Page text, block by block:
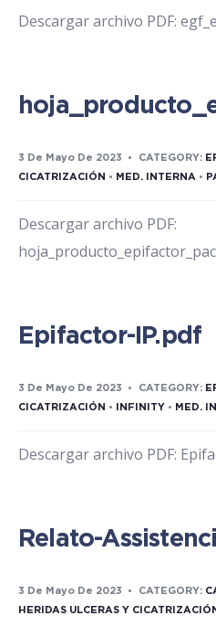
Descargar archivo PDF:
3 De Mayo De 2023 • CATEGORY:
CICATRIZACIÓN • MED. INTERNA •
Descargar archivo PDF:
Epifactor-IP.pdf
3 De Mayo De 2023 • CATEGORY:
CICATRIZACIÓN • INFINITY • MED.
Descargar archivo PDF:
Relato-
3 De Mayo De 2023 • CATEGORY:
HERIDAS ULCERAS Y